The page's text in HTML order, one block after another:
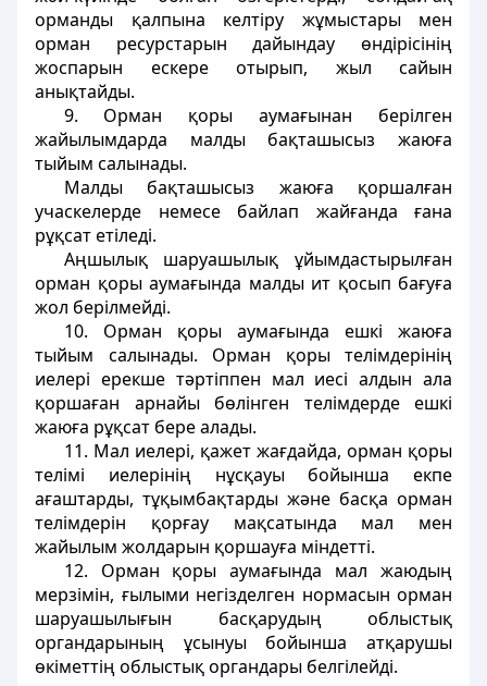
орманды қалпына келтiру жұмыстары мен
орман ресурстарын дайындау өндiрiсiнiң
жоспарын ескере отырып, жыл сайын
анықтайды.
9. Орман қоры аумағынан берiлген
жайылымдарда малды бақташысыз жаюға
тыйым салынады.
Малды бақташысыз жаюға қоршалған
учаскелерде немесе байлап жайғанда ғана
рұқсат етiледi.
Аңшылық шаруашылық ұйымдастырылған
орман қоры аумағында малды ит қосып бағуға
жол берiлмейдi.
10. Орман қоры аумағында ешкi жаюға
тыйым салынады. Орман қоры телiмдерiнiң
иелерi ерекше тәртiппен мал иесi алдын ала
қоршаған арнайы бөлiнген телiмдерде ешкi
жаюға рұқсат бере алады.
11. Мал иелерi, қажет жағдайда, орман қоры
телiмi иелерiнiң нұсқауы бойынша екпе
ағаштарды, тұқымбақтарды және басқа орман
телiмдерiн қорғау мақсатында мал мен
жайылым жолдарын қоршауға мiндеттi.
12. Орман қоры аумағында мал жаюдың
мерзiмiн, ғылыми негiзделген нормасын орман
шаруашылығын басқарудың облыстық
органдарының ұсынуы бойынша атқарушы
өкiметтiң облыстық органдары белгiлейдi.